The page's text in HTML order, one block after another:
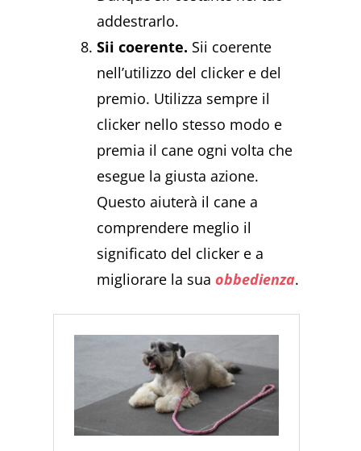
addestrarlo.
Sii coerente. Sii coerente
nell’utilizzo del clicker e del
premio. Utilizza sempre il
clicker nello stesso modo e
premia il cane ogni volta che
esegue la giusta azione.
Questo aiuterà il cane a
comprendere meglio il
significato del clicker e a
migliorare la suaobbedienza.